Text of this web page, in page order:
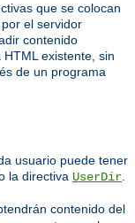
que se colocan
el servidor
contenido
existente, sin
de un programa
usuario puede tener
la directiva UserDir
contenido del